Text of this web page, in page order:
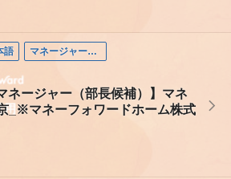
語 マネージャー（エンジニア）
ネージャー（部長候補）】マネ
_※マネーフォワードホーム株式